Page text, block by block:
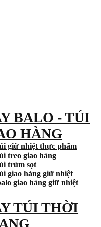
BALO - TÚI
HÀNG
giữ nhiệt thực phẩm
treo giao hàng
trùm sọt
giao hàng giữ nhiệt
giao hàng giữ nhiệt
TÚI THỜI